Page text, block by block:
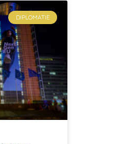
DIPLOMATIE